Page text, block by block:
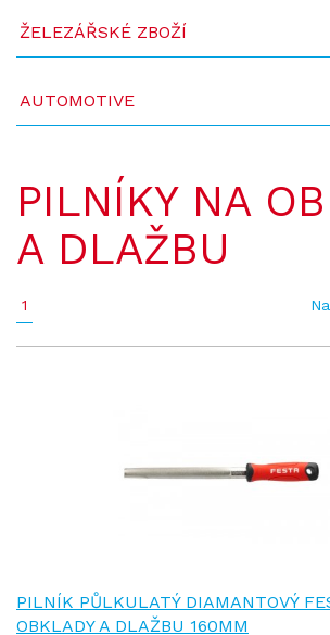
ŽELEZÁŘSKÉ ZBOŽÍ
AUTOMOTIVE
PILNÍKY NA
A DLAŽBU
1
PILNÍK PŮLKULATÝ DIAMANTOVÝ
OBKLADY A DLAŽBU 160MM